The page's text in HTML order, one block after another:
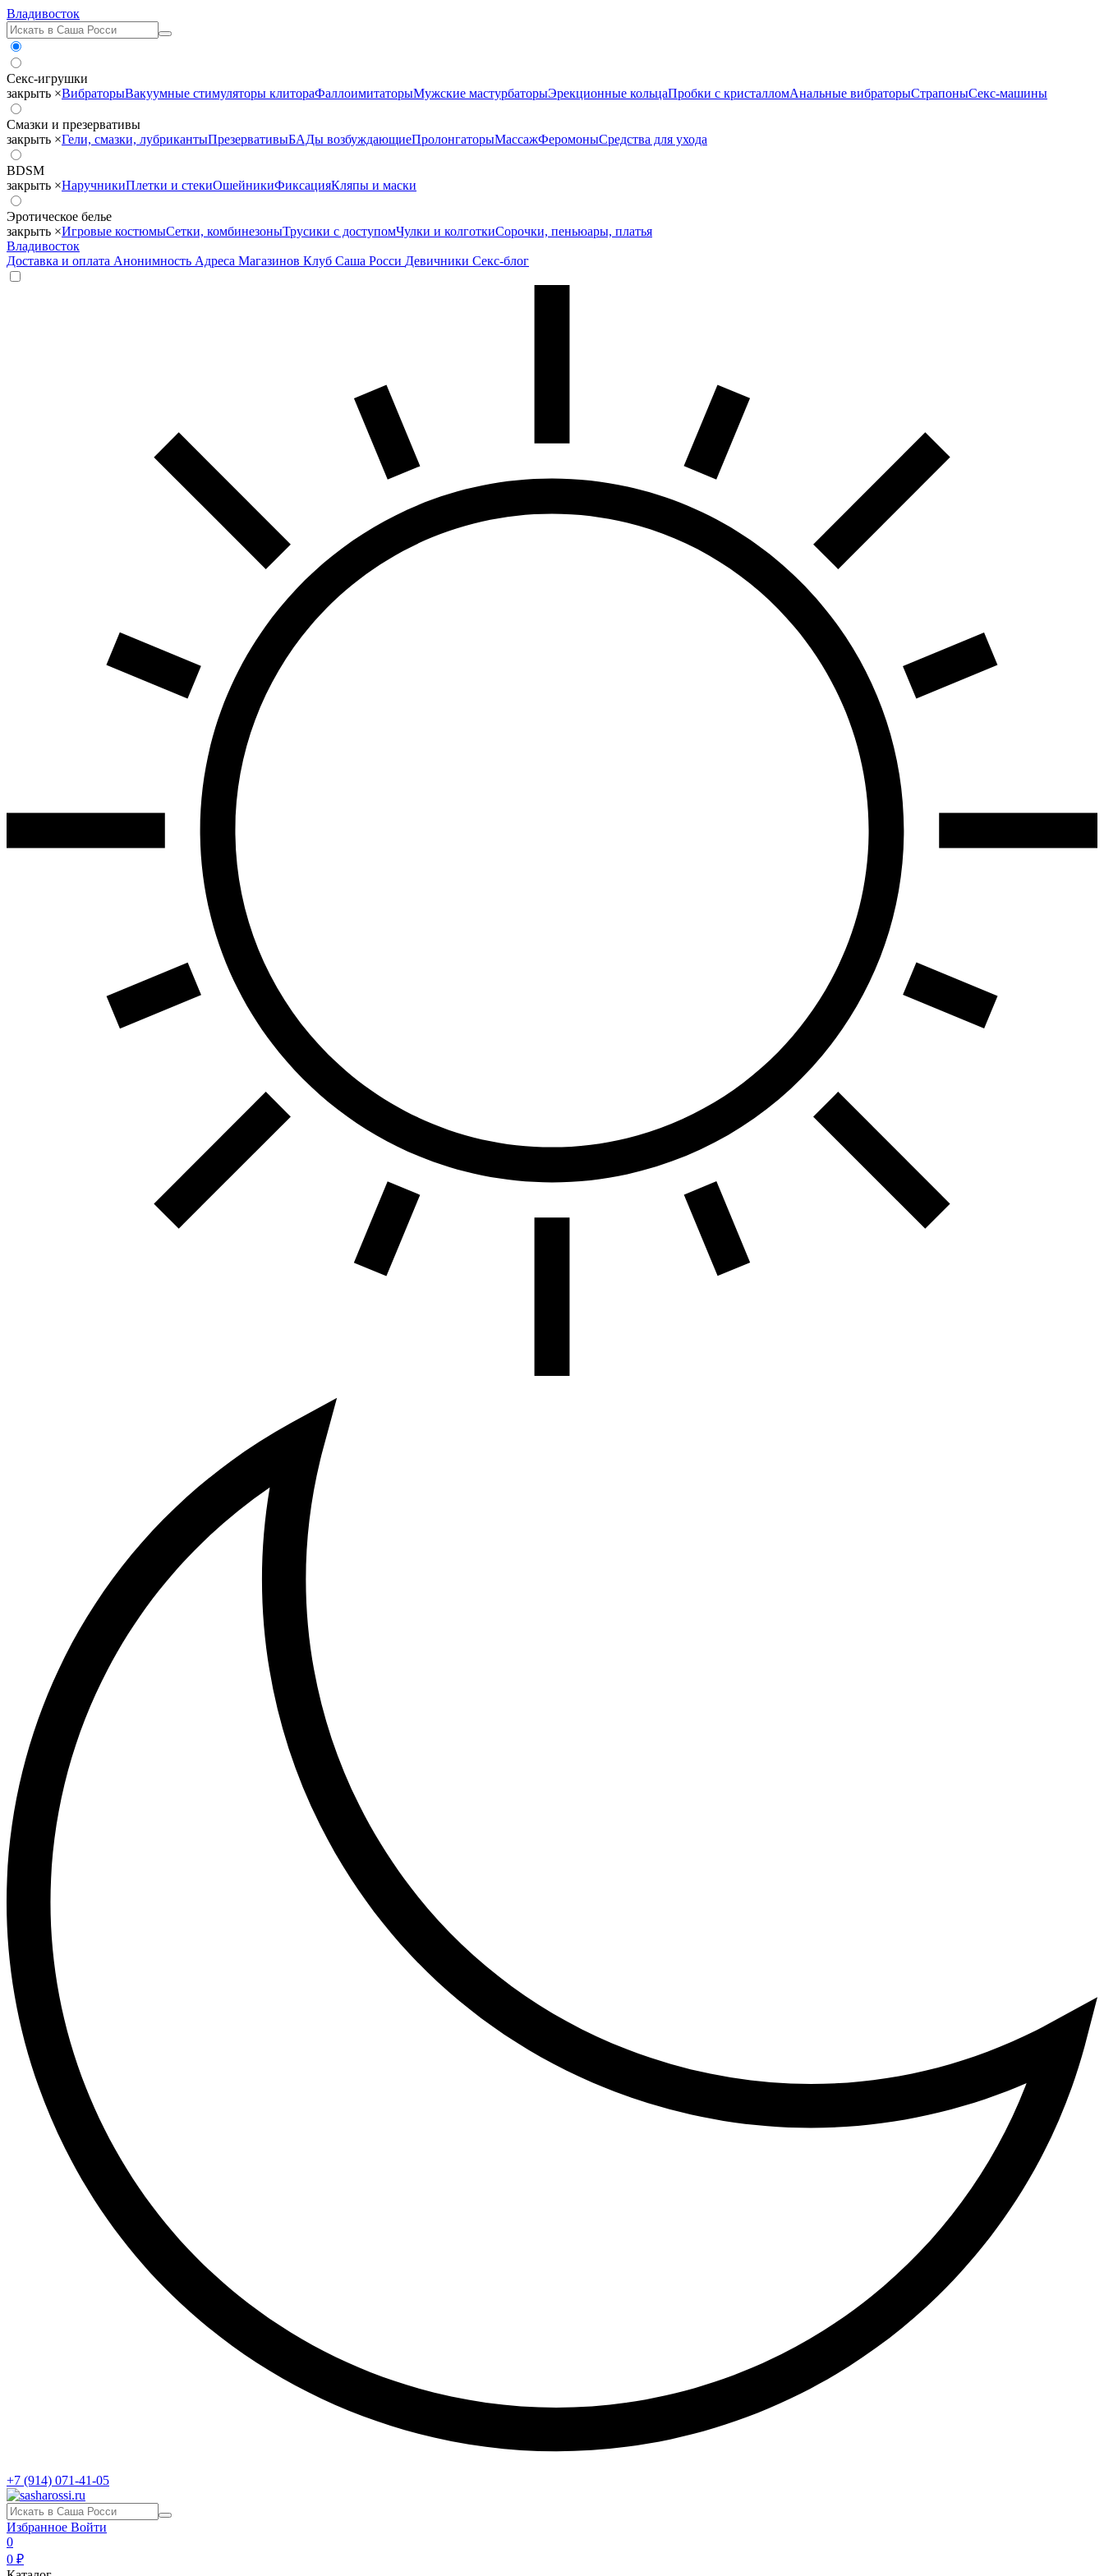
Владивосток
Секс-игрушки
закрыть ×ВибраторыВакуумные стимуляторы клитораФаллоимитаторыМужские мастурбаторыЭрекционные кольцаПробки с кристалломАнальные вибраторыСтрапоныСекс-машины
Смазки и презервативы
закрыть ×Гели, смазки, лубрикантыПрезервативыБАДы возбуждающиеПролонгаторыМассажФеромоныСредства для ухода
BDSM
закрыть ×НаручникиПлетки и стекиОшейникиФиксацияКляпы и маски
Эротическое белье
закрыть ×Игровые костюмыСетки, комбинезоныТрусики с доступомЧулки и колготкиСорочки, пеньюары, платья
Владивосток
Доставка и оплата Анонимность Адреса Магазинов Клуб Саша Росси Девичники Секс-блог
+7 (914) 071-41-05
Избранное Войти
0
0 ₽